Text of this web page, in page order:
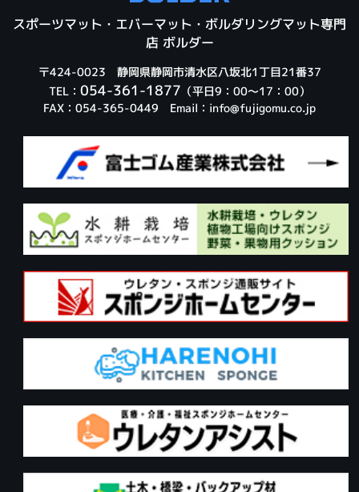
スポーツマット・エバーマット・ボルダリングマット専門
店 ボルダー
〒424-0023 静岡県静岡市清水区八坂北1丁目21番37
TEL： 054-361-1877 （平日9：00～17：00）
FAX：054-365-0449 Email： info@fujigomu.co.jp